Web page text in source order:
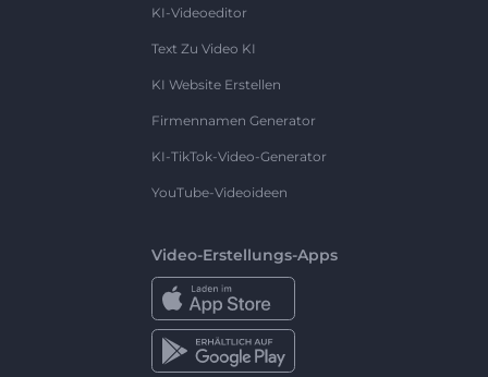
KI-Videoeditor
Text Zu Video KI
KI Website Erstellen
Firmennamen Generator
KI-TikTok-Video-Generator
YouTube-Videoideen
Video-Erstellungs-Apps